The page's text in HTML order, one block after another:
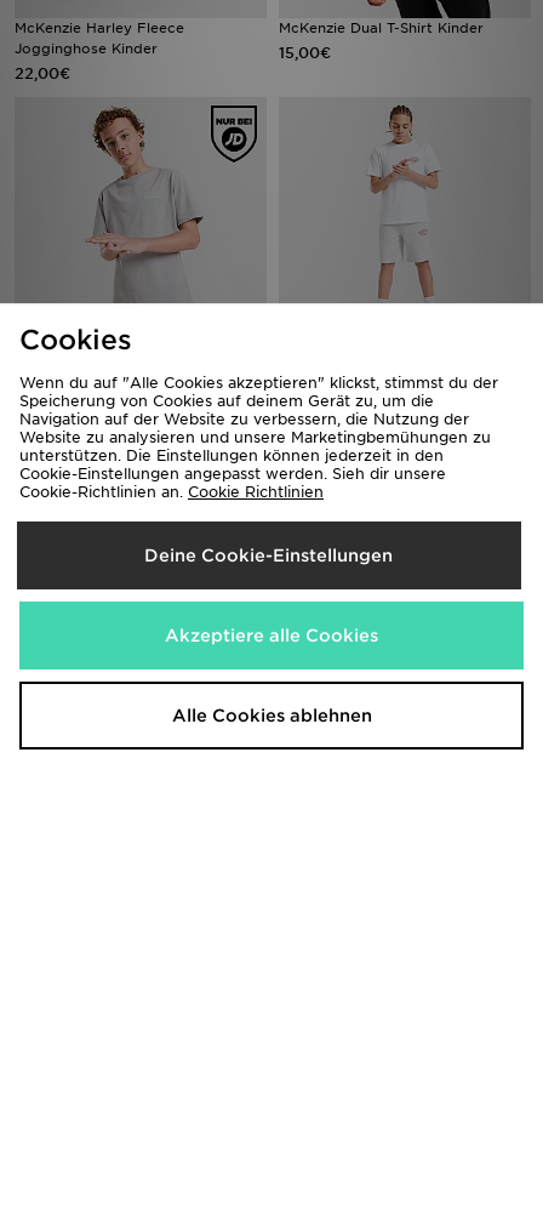
McKenzie Harley Fleece
Jogginghose Kinder
22,00€
McKenzie Dual T-Shirt Kinder
15,00€
War16,00€
Jetzt10,00€ - 37%
War16,00€
Jetzt12,00€ - 25%
War45,00€
Cookies
Wenn du auf "Alle Cookies akzeptieren" klickst, stimmst du der
Speicherung von Cookies auf deinem Gerät zu, um die
Navigation auf der Website zu verbessern, die Nutzung der
Website zu analysieren und unsere Marketingbemühungen zu
unterstützen. Die Einstellungen können jederzeit in den
Cookie-Einstellungen angepasst werden. Sieh dir unsere
Cookie-Richtlinien an. Cookie Richtlinien
Deine Cookie-Einstellungen
Akzeptiere alle Cookies
Alle Cookies ablehnen